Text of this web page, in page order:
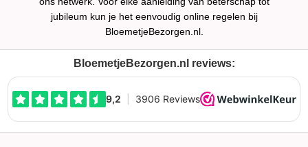
jubileum kun je het eenvoudig online regelen bij
BloemetjeBezorgen.nl.
BloemetjeBezorgen.nl reviews: